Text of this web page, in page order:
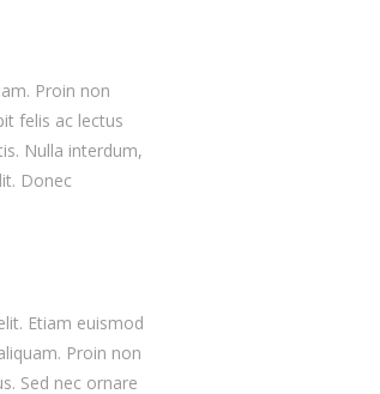
Proin non
felis ac lectus
Nulla interdum,
Donec
Etiam euismod
Proin non
Sed nec ornare